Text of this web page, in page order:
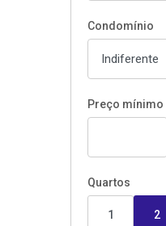
Condomínio
Preço mínimo
Quartos
1 2